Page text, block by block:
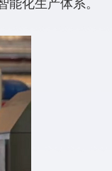
化生产体系。